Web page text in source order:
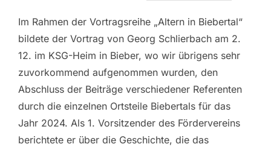
Im Rahmen der Vortragsreihe „Altern in Biebertal“
bildete der Vortrag von Georg Schlierbach am 2.
12. im KSG-Heim in Bieber, wo wir übrigens sehr
zuvorkommend aufgenommen wurden, den
Abschluss der Beiträge verschiedener Referenten
durch die einzelnen Ortsteile Biebertals für das
Jahr 2024. Als 1. Vorsitzender des Fördervereins
berichtete er über die Geschichte, die das